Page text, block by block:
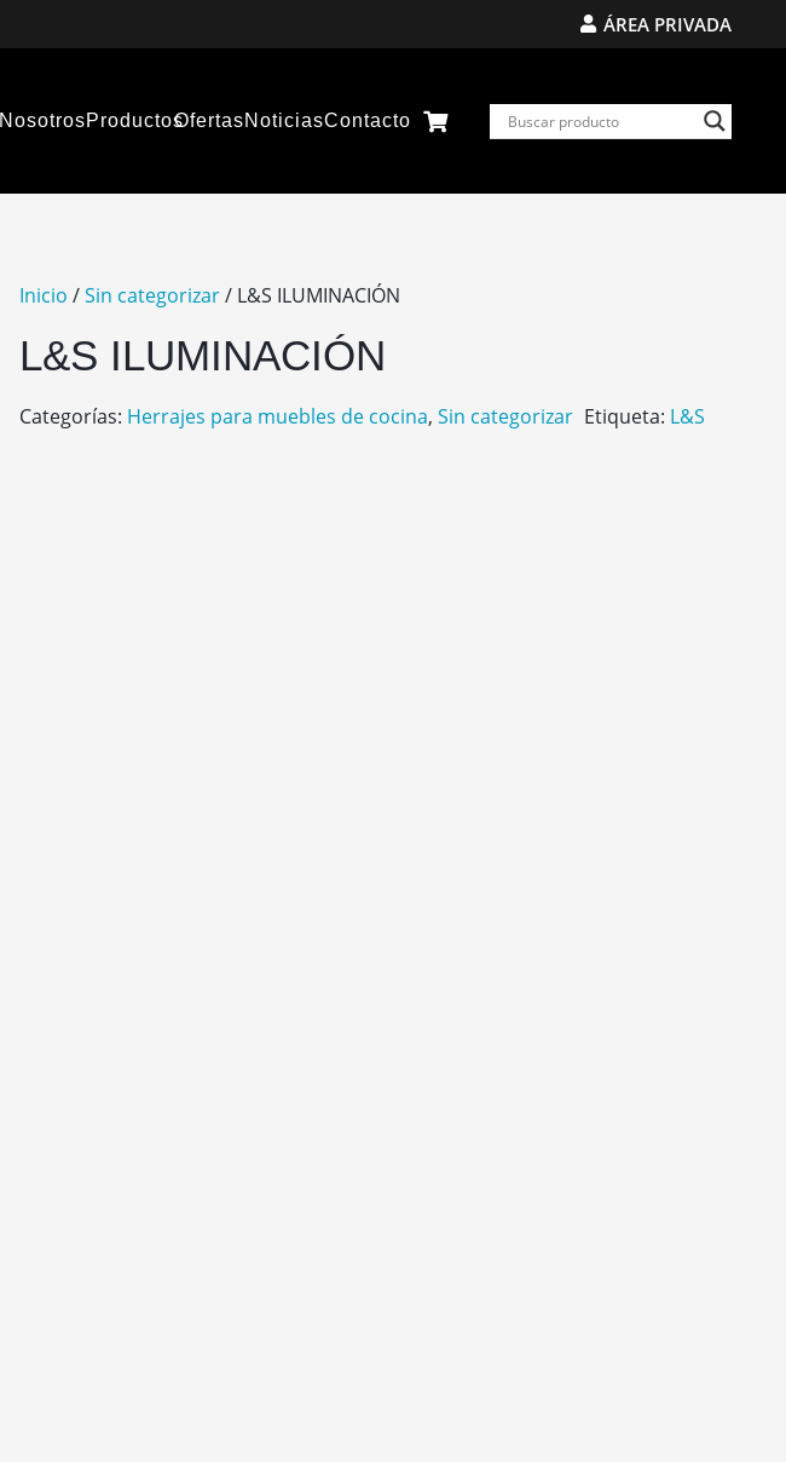
ÁREA PRIVADA
NosotrosProductosOfertasNoticiasContacto
Inicio /Sin categorizar/ L&S ILUMINACIÓN
L&S ILUMINACIÓN
Categorías: Herrajes para muebles de cocina, Sin categorizar Etiqueta: L&S